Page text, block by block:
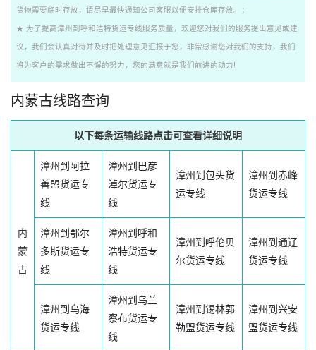
货物需要临时存放，请尽早最快通知公司客服以便安排仓库存放。；
★ 为了提高漳州到呼和浩特货运专线服务质量，欢迎您对我们的服务提出意见或建
议，我们会认真对待并及时把处理意见汇报于您，非常感谢您对我们的支持，我们
将为客户的需求做出不懈的努力，您的满意就是我们前进的动力!
内蒙古线路查询
以下每条运输线路点击可查看详细说明
内
蒙
古
漳州到阿拉
善盟货运专
线
漳州到巴彦
淖尔货运专
线
漳州到包头货
运专线
漳州到赤峰
货运专线
漳州到鄂尔
多斯货运专
线
漳州到呼和
浩特货运专
线
漳州到呼伦贝
尔货运专线
漳州到通辽
货运专线
漳州到乌海
货运专线
漳州到乌兰
察布货运专
线
漳州到锡林郭
勒盟货运专线
漳州到兴安
盟货运专线